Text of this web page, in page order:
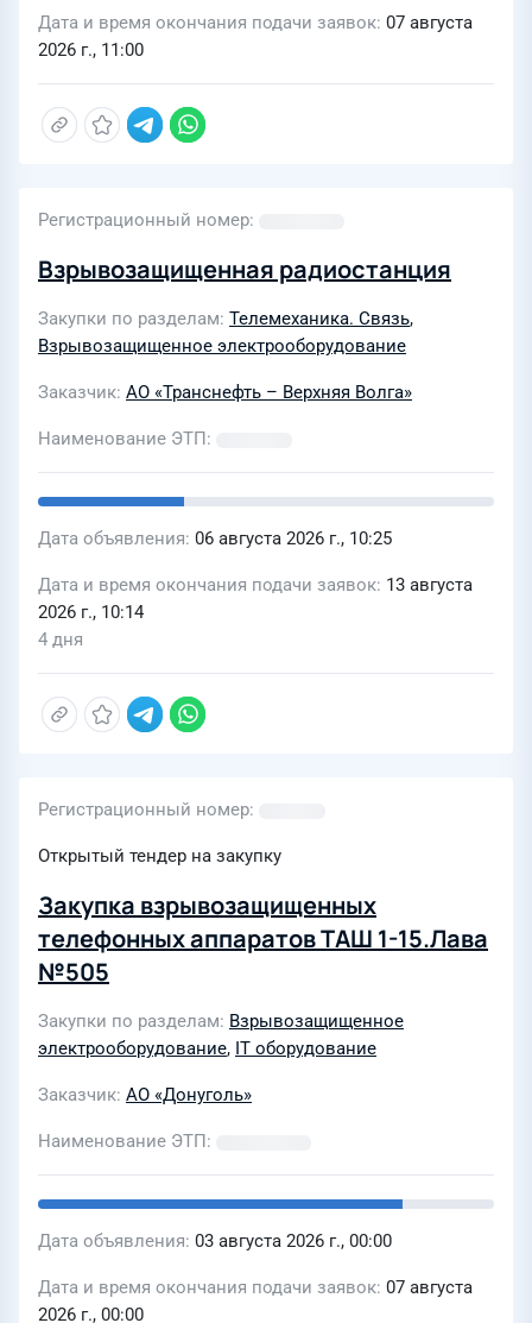
Дата и время окончания подачи заявок 07 августа
2026 г., 11:00
Регистрационный номер
Взрывозащищенная радиостанция
Закупки по разделам Телемеханика. Связь,
Взрывозащищенное электрооборудование
Заказчик АО «Транснефть – Верхняя Волга»
Наименование ЭТП
Дата объявления 06 августа 2026 г., 10:25
Дата и время окончания подачи заявок 13 августа
2026 г., 10:14
4 дня
Регистрационный номер
Открытый тендер на закупку
Закупка взрывозащищенных
телефонных аппаратов ТАШ 1-15.Лава
№505
Закупки по разделам
Взрывозащищенное
электрооборудование, IT оборудование
Заказчик АО «Донуголь»
Наименование ЭТП
Дата объявления 03 августа 2026 г., 00:00
Дата и время окончания подачи заявок 07 августа
2026 г., 00:00